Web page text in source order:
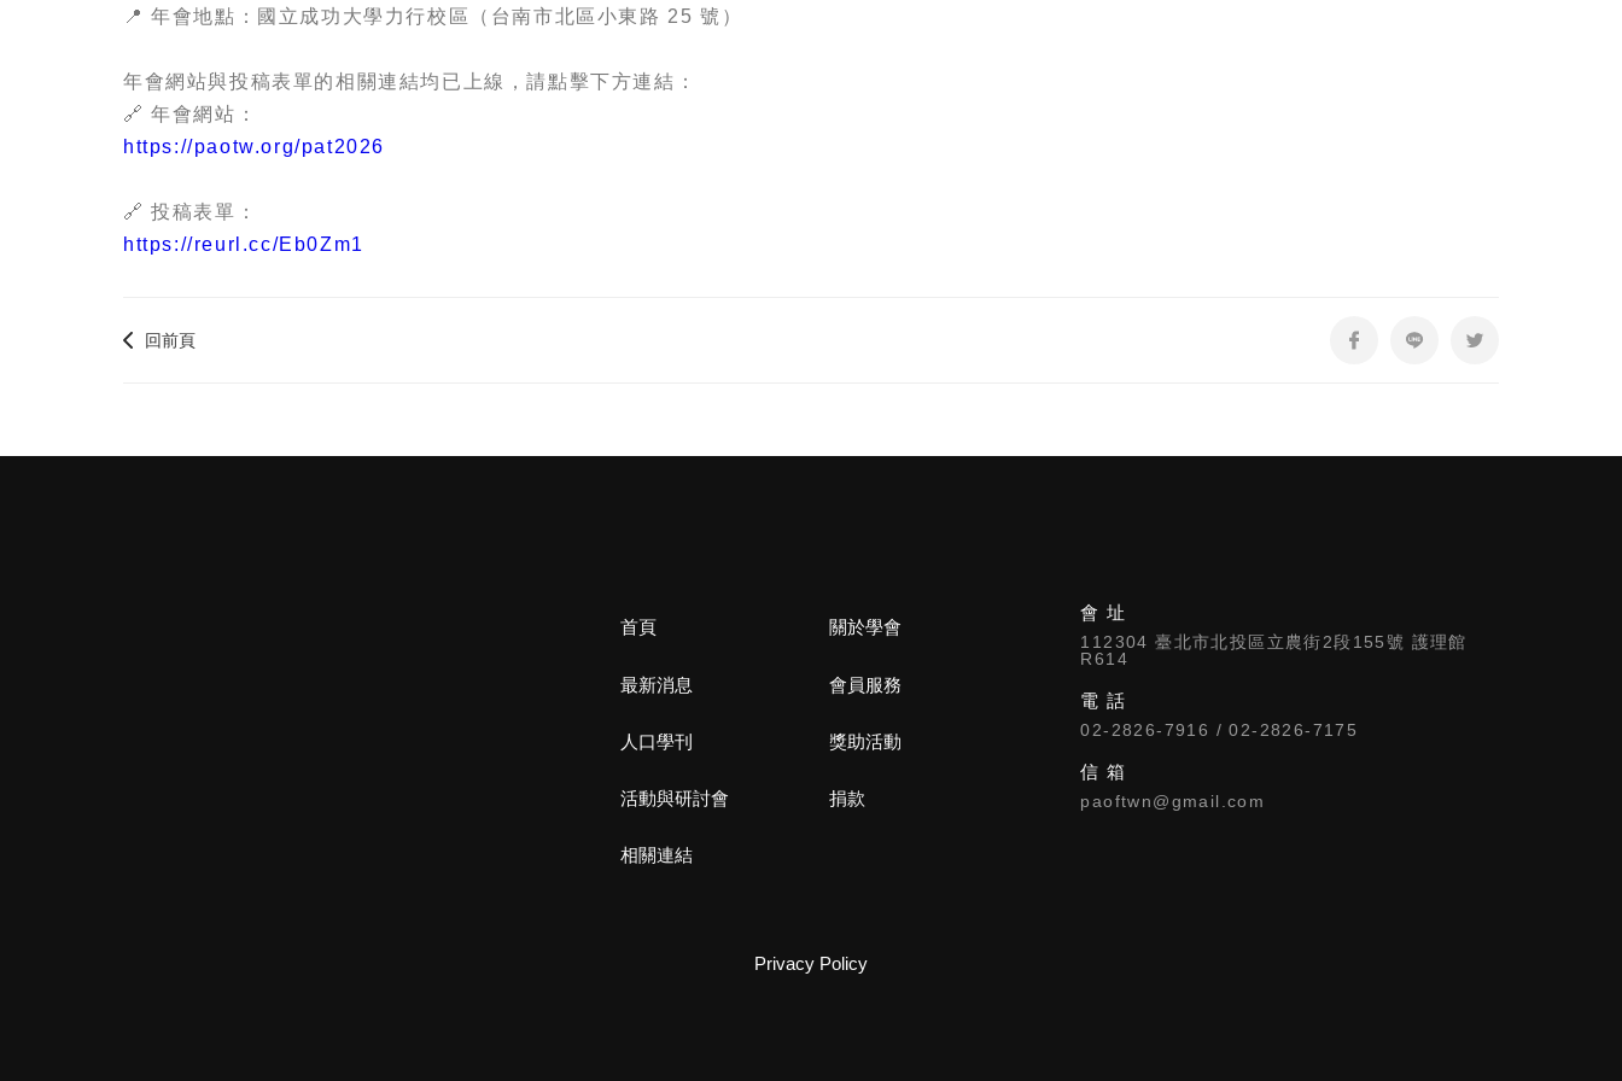
📍 年會地點：國立成功大學力行校區（台南市北區小東路 25 號）
年會網站與投稿表單的相關連結均已上線，請點擊下方連結：
🔗 年會網站：
https://paotw.org/pat2026
🔗 投稿表單：
https://reurl.cc/Eb0Zm1
回前頁
首頁 關於學會
最新消息 會員服務
人口學刊 獎助活動
活動與研討會 捐款
相關連結
會 址
112304 臺北市北投區立農街2段155號 護理館
R614
電 話
02-2826-7916 / 02-2826-7175
信 箱
paoftwn@gmail.com
Privacy Policy